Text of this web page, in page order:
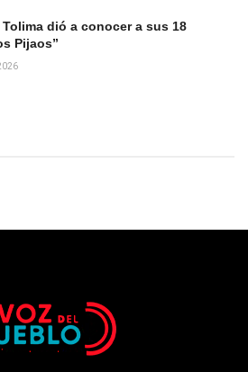
Tolima dió a conocer a sus 18
Pijaos”